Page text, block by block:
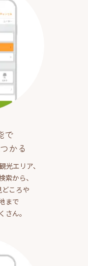
で
かる
エリア、
から、
ころや
まで
さん。